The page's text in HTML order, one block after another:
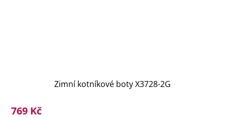
Zimní kotníkové boty X3728-2G
769 Kč